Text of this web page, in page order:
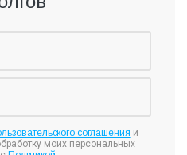
соглашения и
моих персональных